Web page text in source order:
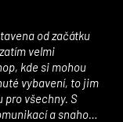
velmi
kde si mohou
vybavení, to jim
pro všechny. S
a snahou